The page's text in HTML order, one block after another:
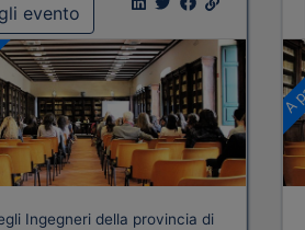
evento
Ingegneri della provincia di
A